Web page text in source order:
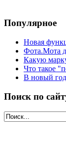
Популярное
Новая
Фота.Мота
Какую
Что такое
В новый
Поиск по